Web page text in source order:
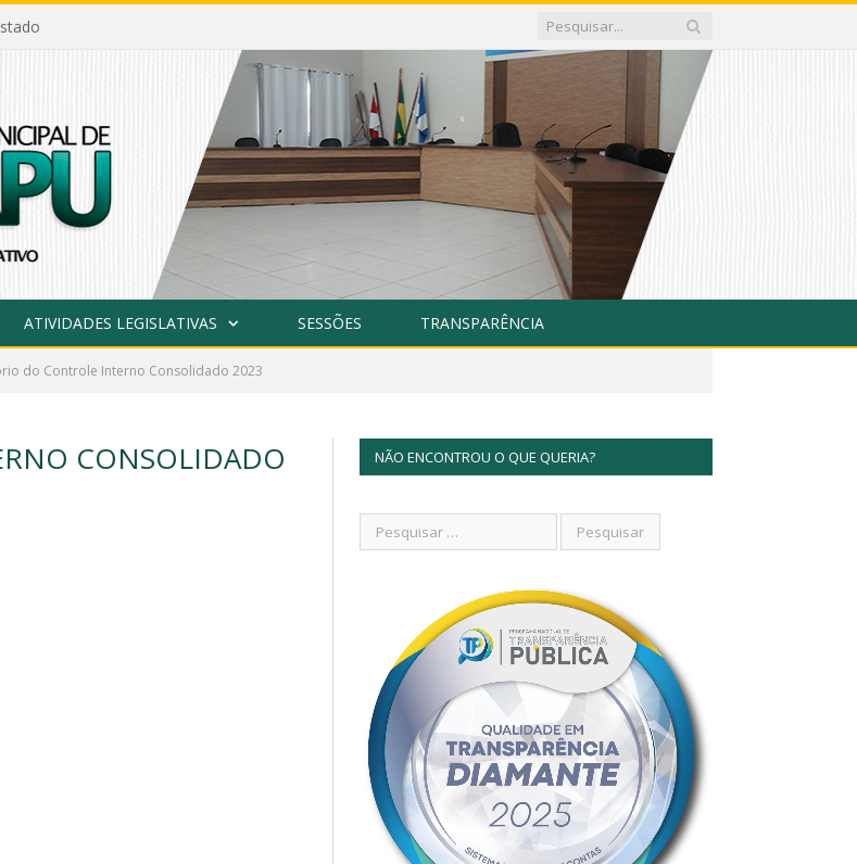
ATIVIDADES LEGISLATIVAS SESSÕES TRANSPARÊNCIA
do Controle Interno Consolidado 2023
CONSOLIDADO
NÃO ENCONTROU O QUE QUERIA?